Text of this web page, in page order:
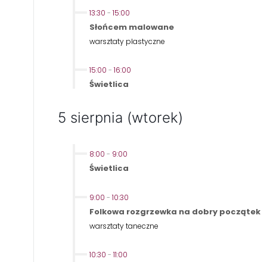
13:30 - 15:00
Słońcem malowane
warsztaty plastyczne
15:00 - 16:00
Świetlica
5 sierpnia (wtorek)
8:00 - 9:00
Świetlica
9:00 - 10:30
Folkowa rozgrzewka na dobry początek
warsztaty taneczne
10:30 - 11:00